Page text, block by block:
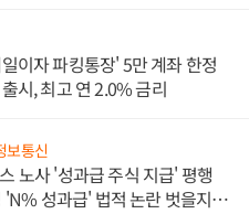
이자 파킹통장' 5만 계좌 한정
시, 최고 연 2.0% 금리
보통신
노사 '성과급 주식 지급' 평행
'N% 성과급' 법적 논란 벗을지 주